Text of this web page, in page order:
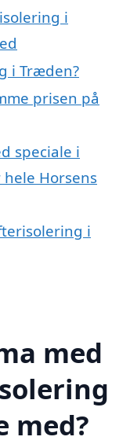
i
i Træden?
prisen på
speciale i
Horsens
i
med
med?